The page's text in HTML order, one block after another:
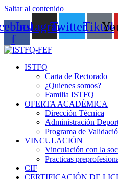
Saltar al contenido
f
InstagramTwitterTiktok
ISTFQ
Carta de Rectorado
¿Quienes somos?
Familia ISTFQ
OFERTA ACADÉMICA
Dirección Técnica
Administración
Programa de
VINCULACIÓN
Vinculación con la
Practicas
CIF
CERTIFICACIÓN DE